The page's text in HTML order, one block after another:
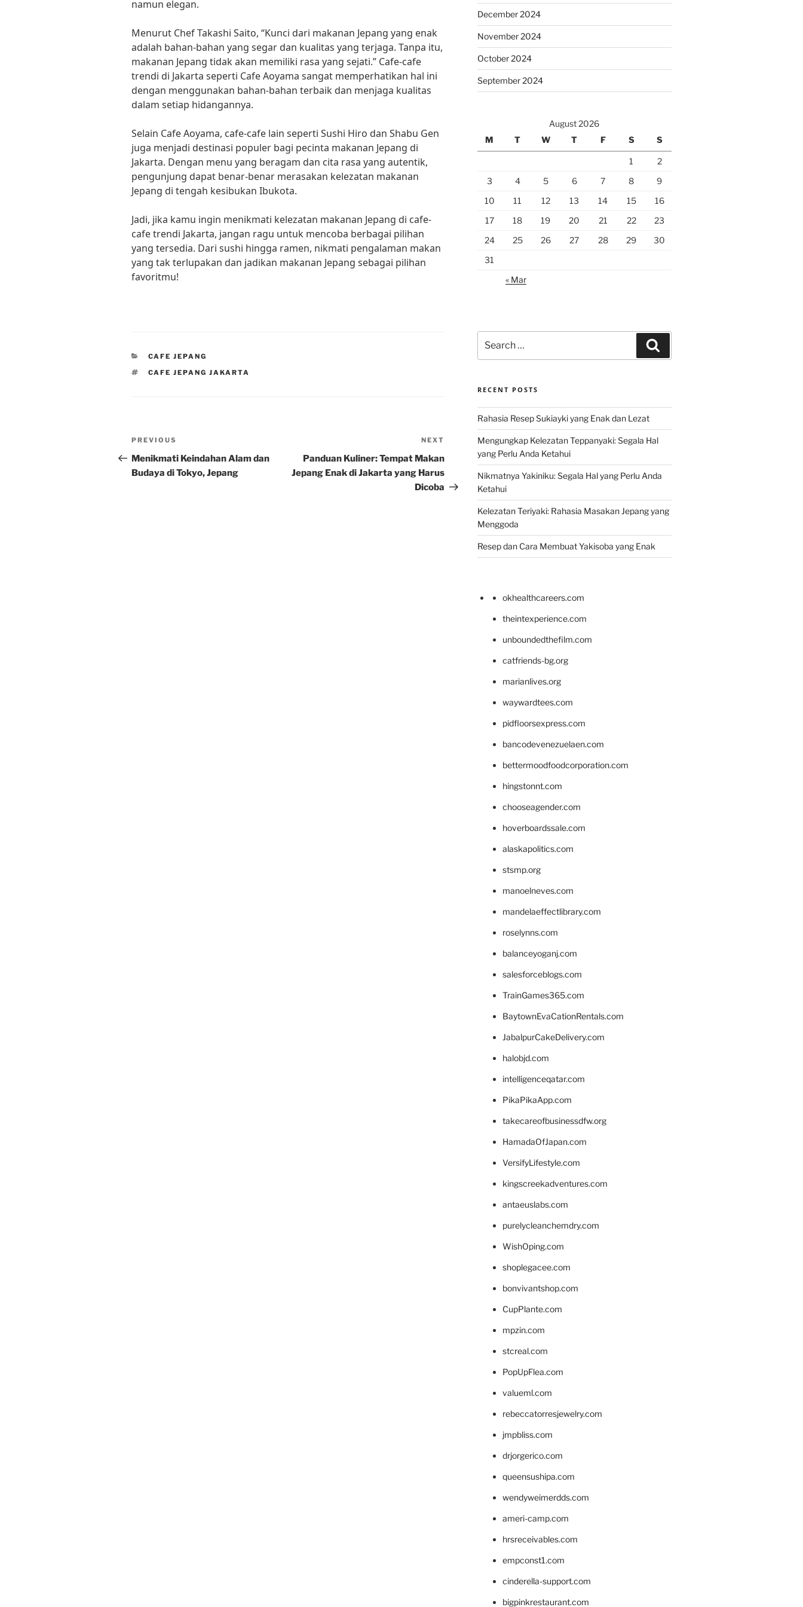
namun elegan.
Menurut Chef Takashi Saito, “Kunci dari makanan Jepang yang enak
adalah bahan-bahan yang segar dan kualitas yang terjaga. Tanpa itu,
makanan Jepang tidak akan memiliki rasa yang sejati.” Cafe-cafe
trendi di Jakarta seperti Cafe Aoyama sangat memperhatikan hal ini
dengan menggunakan bahan-bahan terbaik dan menjaga kualitas
dalam setiap hidangannya.
Selain Cafe Aoyama, cafe-cafe lain seperti Sushi Hiro dan Shabu Gen
juga menjadi destinasi populer bagi pecinta makanan Jepang di
Jakarta. Dengan menu yang beragam dan cita rasa yang autentik,
pengunjung dapat benar-benar merasakan kelezatan makanan
Jepang di tengah kesibukan Ibukota.
Jadi, jika kamu ingin menikmati kelezatan makanan Jepang di cafe-
cafe trendi Jakarta, jangan ragu untuk mencoba berbagai pilihan
yang tersedia. Dari sushi hingga ramen, nikmati pengalaman makan
yang tak terlupakan dan jadikan makanan Jepang sebagai pilihan
favoritmu!
CATEGORIES
CAFE JEPANG
TAGS
CAFE JEPANG JAKARTA
Post
navigation
Previous
Post
PREVIOUS
Menikmati Keindahan Alam dan
Budaya di Tokyo, Jepang
Post
NEXT
Panduan Kuliner: Tempat Makan
Jepang Enak di Jakarta yang Harus
Dicoba
December 2024
November 2024
October 2024
September 2024
August 2026
M
T W T F S S
1
2
3
4 5 6 7 8
9
10
11 12 13 14 15
16
17
18 19 20 21 22
23
24
25 26 27 28 29
30
31
« Mar
for:
RECENT POSTS
Rahasia Resep Sukiayki yang Enak dan Lezat
Mengungkap Kelezatan Teppanyaki: Segala Hal
yang Perlu Anda Ketahui
Nikmatnya Yakiniku: Segala Hal yang Perlu Anda
Ketahui
Kelezatan Teriyaki: Rahasia Masakan Jepang yang
Menggoda
Resep dan Cara Membuat Yakisoba yang Enak
okhealthcareers.com
theintexperience.com
unboundedthefilm.com
catfriends-bg.org
marianlives.org
waywardtees.com
pidfloorsexpress.com
bancodevenezuelaen.com
bettermoodfoodcorporation.com
hingstonnt.com
chooseagender.com
hoverboardssale.com
alaskapolitics.com
stsmp.org
manoelneves.com
mandelaeffectlibrary.com
roselynns.com
balanceyoganj.com
salesforceblogs.com
TrainGames365.com
BaytownEvaCationRentals.com
JabalpurCakeDelivery.com
halobjd.com
intelligenceqatar.com
PikaPikaApp.com
takecareofbusinessdfw.org
HamadaOfJapan.com
VersifyLifestyle.com
kingscreekadventures.com
antaeuslabs.com
purelycleanchemdry.com
WishOping.com
shoplegacee.com
bonvivantshop.com
CupPlante.com
mpzin.com
stcreal.com
PopUpFlea.com
valueml.com
rebeccatorresjewelry.com
jmpbliss.com
drjorgerico.com
queensushipa.com
wendyweimerdds.com
ameri-camp.com
hrsreceivables.com
empconst1.com
cinderella-support.com
bigpinkrestaurant.com